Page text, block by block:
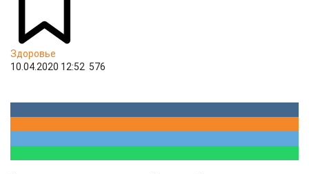
Здоровье
10.04.2020 12:52 576